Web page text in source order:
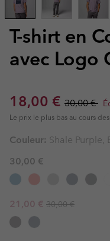
T-shirt en
avec Logo
Sale price:
18,00 € Regular
30,00 €
Le prix le plus bas au cours
Couleur: Shale Purple,
30,00 €
Sale price:
21,00 € Regular price:
30,00 €